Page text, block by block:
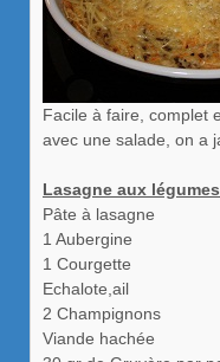
Facile à faire, complet
avec une salade, on a
Lasagne aux
Pâte à lasagne
1 Aubergine
1 Courgette
Echalote,ail
2 Champignons
Viande hachée